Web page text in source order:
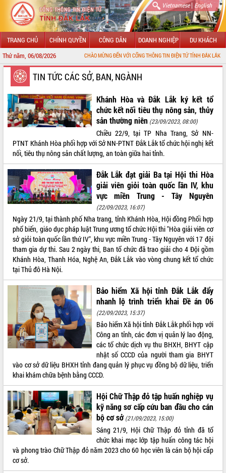
Vietnamese| English
TRANG CHỦ CHÍNH QUYỀN CÔNG DÂN DOANH NGHIỆP DU KHÁCH
Thứ năm, 06/08/2026CHÀO MỪNG ĐẾN VỚI CỔNG THÔNG TIN ĐIỆN TỬ TỈNH ĐẮK LẮK
GIỚI THIỆU
LÃNH ĐẠO UBND TỈNH
TIN TỨC SỰ KIỆN
UBND CÁC XÃ, PHƯỜNG
THÔNG TIN CHỈ ĐẠO ĐIỀU HÀNH
HỆ THỐNG VĂN BẢN
VĂN BẢN HĐND TỈNH
ĐIỂM TIN VĂN BẢN
QUY HOẠCH - KẾ HOẠCH
VIDEO
TIN TỨC CÁC SỞ, BAN, NGÀNH
Khánh Hòa và Đắk Lắk ký kết tổ
chức kết nối tiêu thụ nông sản, thủy
sản thường niên (23/09/2023, 08:00)
Chiều 22/9, tại TP Nha Trang, Sở NN-
PTNT Khánh Hòa phối hợp với Sở NN-PTNT Đắk Lắk tổ chức hội nghị kết
nối, tiêu thụ nông sản chất lượng, an toàn giữa hai tỉnh.
Đắk Lắk đạt giải Ba tại Hội thi Hòa
giải viên giỏi toàn quốc lần IV, khu
vực miền Trung - Tây Nguyên
(22/09/2023, 16:07)
Ngày 21/9, tại thành phố Nha trang, tỉnh Khánh Hòa, Hội đồng Phối hợp
phổ biến, giáo dục pháp luật Trung ương tổ chức Hội thi "Hòa giải viên cơ
sở giỏi toàn quốc lần thứ IV", khu vực miền Trung - Tây Nguyên với 17 đội
tham gia dự thi. Sau 2 ngày thi, Ban tổ chức đã trao giải cho 4 Đội gồm
Khánh Hòa, Thanh Hóa, Nghệ An, Đắk Lắk vào vòng chung kết tổ chức
tại Thủ đô Hà Nội.
Bảo hiểm Xã hội tỉnh Đắk Lắk đẩy
nhanh lộ trình triển khai Đề án 06
(22/09/2023, 15:37)
Bảo hiểm Xã hội tỉnh Đắk Lắk phối hợp với
Công an tỉnh, các đơn vị quản lý lao động,
các tổ chức dịch vụ thu BHXH, BHYT cập
nhật số CCCD của người tham gia BHYT
vào cơ sở dữ liệu BHXH tỉnh đang quản lý phục vụ đồng bộ dữ liệu, triển
khai khám chữa bệnh bằng CCCD.
Hội Chữ Thập đỏ tập huấn nghiệp vụ
kỹ năng sơ cấp cứu ban đầu cho cán
bộ cơ sở (21/09/2023, 15:00)
Sáng 21/9, Hội Chữ Thập đỏ tỉnh đã tổ
chức khai mạc lớp tập huấn công tác hội
và phong trào Chữ Thập đỏ năm 2023 cho 60 học viên là cán bộ hội cấp
cơ sở.